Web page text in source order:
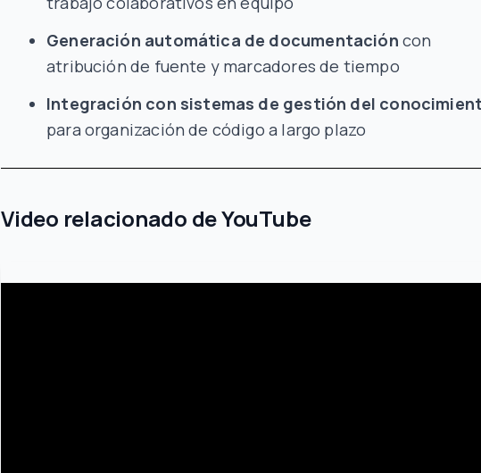
Generación automática de documentación con
atribución de fuente y marcadores de tiempo
Integración con sistemas de gestión del
para organización de código a largo plazo
Video relacionado de YouTube